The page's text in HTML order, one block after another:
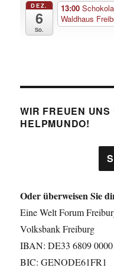
DEZ.
6
So.
13:00
Waldhaus
WIR FREUEN
HELPMUNDO!
Oder überweisen Sie
Eine Welt Forum
Volksbank Freiburg
IBAN: DE33 6809
BIC: GENODE61FR1